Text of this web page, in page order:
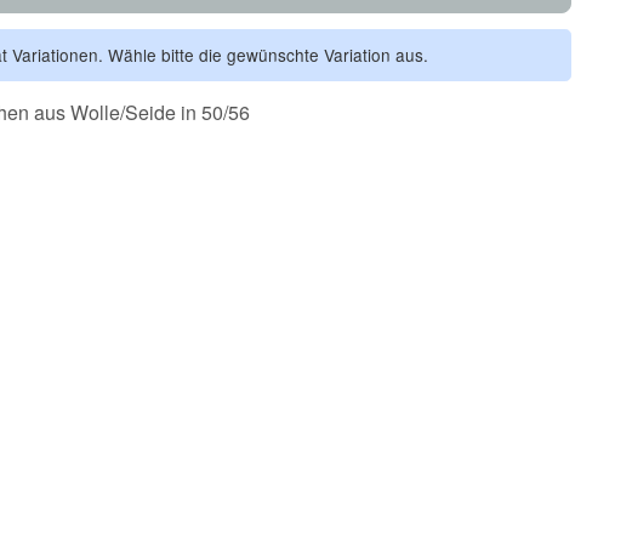
Variationen. Wähle bitte die gewünschte Variation aus.
aus Wolle/Seide in 50/56